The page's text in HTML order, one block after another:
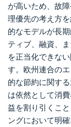
が高いため、故
理優先の考え方
的なモデルが長
ティブ、融資、
を正当化できな
す。欧州連合の
的な節約に関す
は依然として消
益を割り引くこ
ングにおいて明